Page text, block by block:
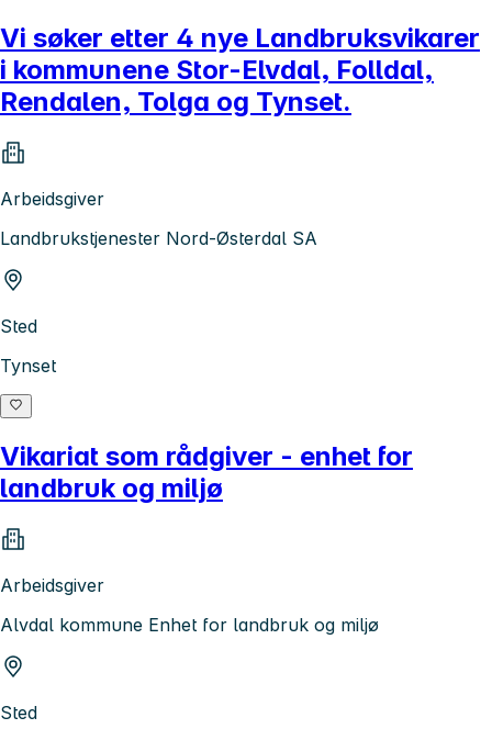
Vi søker etter 4 nye Landbruksvikarer
i kommunene Stor-Elvdal, Folldal,
Rendalen, Tolga og Tynset.
Arbeidsgiver
Landbrukstjenester Nord-Østerdal SA
Sted
Tynset
Vikariat som rådgiver - enhet for
landbruk og miljø
Arbeidsgiver
Alvdal kommune Enhet for landbruk og miljø
Sted